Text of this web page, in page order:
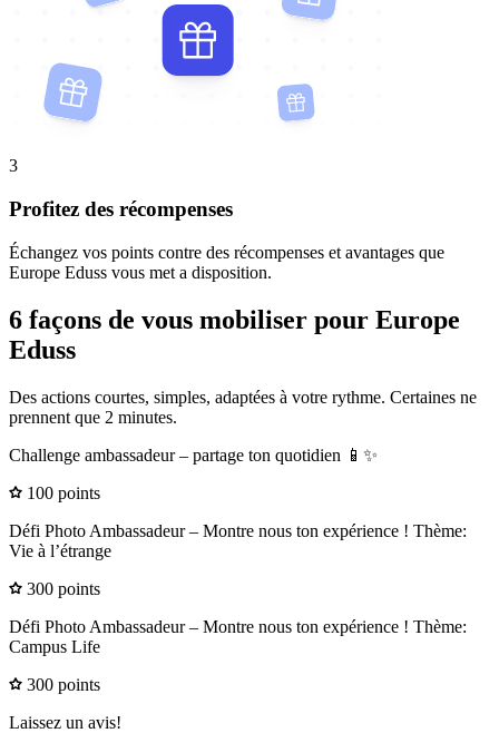
3
Profitez des récompenses
Échangez vos points contre des récompenses et avantages que
Europe Eduss vous met a disposition.
6 façons de vous mobiliser pour Europe
Eduss
Des actions courtes, simples, adaptées à votre rythme. Certaines ne
prennent que 2 minutes.
Challenge ambassadeur – partage ton quotidien 📱✨
100 points
Défi Photo Ambassadeur – Montre nous ton expérience ! Thème:
Vie à l’étrange
300 points
Défi Photo Ambassadeur – Montre nous ton expérience ! Thème:
Campus Life
300 points
Laissez un avis!